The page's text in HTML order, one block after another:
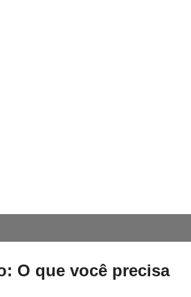
O que você precisa